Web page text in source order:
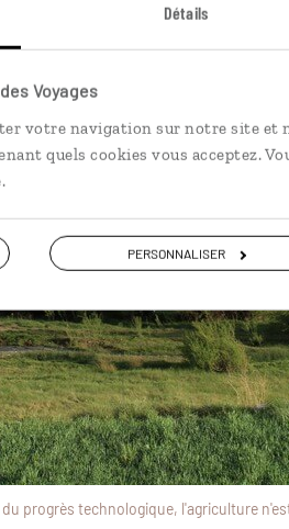
Détails
Voyages
votre navigation sur notre site et
quels cookies vous acceptez.
PERSONNALISER
du progrès technologique, l'agriculture